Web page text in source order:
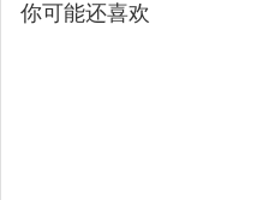
你可能还喜欢